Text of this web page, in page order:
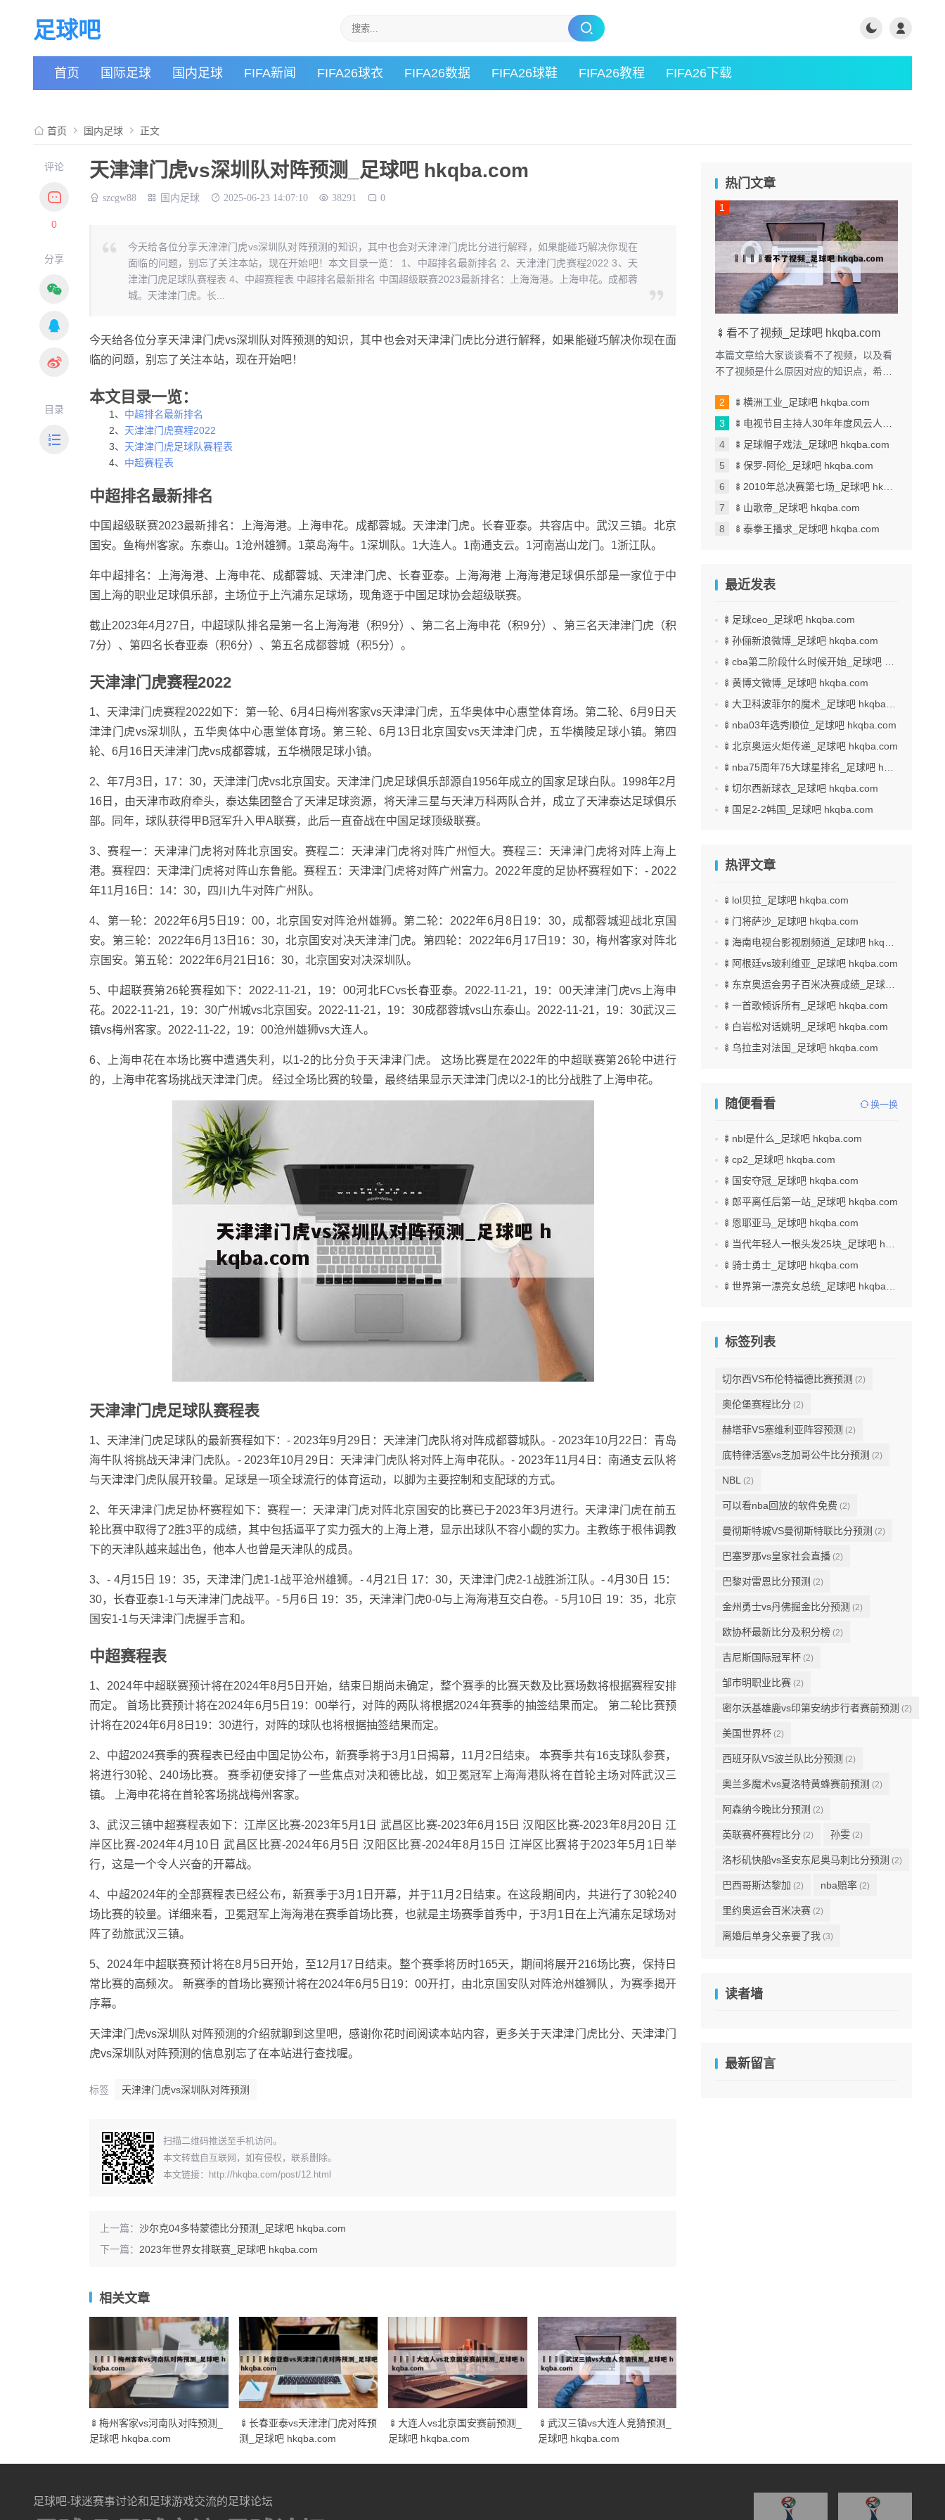
足球吧
首页 国际足球 国内足球 FIFA新闻 FIFA26球衣 FIFA26数据 FIFA26球鞋 FIFA26教程 FIFA26下载
首页 国内足球 正文
评论
0
分享
目录
天津津门虎vs深圳队对阵预测_足球吧 hkqba.com
szcgw88 国内足球 2025-06-23 14:07:10 38291 0
今天给各位分享天津津门虎vs深圳队对阵预测的知识，其中也会对天津津门虎比分进行解释，如果能碰巧解决你现在
面临的问题，别忘了关注本站，现在开始吧！本文目录一览： 1、中超排名最新排名 2、天津津门虎赛程2022 3、天
津津门虎足球队赛程表 4、中超赛程表 中超排名最新排名 中国超级联赛2023最新排名：上海海港。上海申花。成都蓉
城。天津津门虎。长...
今天给各位分享天津津门虎vs深圳队对阵预测的知识，其中也会对天津津门虎比分进行解释，如果能碰巧解决你现在面
临的问题，别忘了关注本站，现在开始吧！
本文目录一览：
1、 中超排名最新排名
2、 天津津门虎赛程2022
3、 天津津门虎足球队赛程表
4、 中超赛程表
中超排名最新排名
中国超级联赛2023最新排名：上海海港。上海申花。成都蓉城。天津津门虎。长春亚泰。共容店中。武汉三镇。北京
国安。鱼梅州客家。东泰山。1沧州雄狮。1菜岛海牛。1深圳队。1大连人。1南通支云。1河南嵩山龙门。1浙江队。
年中超排名：上海海港、上海申花、成都蓉城、天津津门虎、长春亚泰。上海海港 上海海港足球俱乐部是一家位于中
国上海的职业足球俱乐部，主场位于上汽浦东足球场，现角逐于中国足球协会超级联赛。
截止2023年4月27日，中超球队排名是第一名上海海港（积9分）、第二名上海申花（积9分）、第三名天津津门虎（积
7分）、第四名长春亚泰（积6分）、第五名成都蓉城（积5分）。
天津津门虎赛程2022
1、天津津门虎赛程2022如下：第一轮、6月4日梅州客家vs天津津门虎，五华奥体中心惠堂体育场。第二轮、6月9日天
津津门虎vs深圳队，五华奥体中心惠堂体育场。第三轮、6月13日北京国安vs天津津门虎，五华横陵足球小镇。第四
轮、6月16日天津津门虎vs成都蓉城，五华横限足球小镇。
2、年7月3日，17：30，天津津门虎vs北京国安。天津津门虎足球俱乐部源自1956年成立的国家足球白队。1998年2月
16日，由天津市政府牵头，泰达集团整合了天津足球资源，将天津三星与天津万科两队合并，成立了天津泰达足球俱乐
部。同年，球队获得甲B冠军升入甲A联赛，此后一直奋战在中国足球顶级联赛。
3、赛程一：天津津门虎将对阵北京国安。赛程二：天津津门虎将对阵广州恒大。赛程三：天津津门虎将对阵上海上
港。赛程四：天津津门虎将对阵山东鲁能。赛程五：天津津门虎将对阵广州富力。2022年度的足协杯赛程如下：- 2022
年11月16日：14：30，四川九牛对阵广州队。
4、第一轮：2022年6月5日19：00，北京国安对阵沧州雄狮。第二轮：2022年6月8日19：30，成都蓉城迎战北京国
安。第三轮：2022年6月13日16：30，北京国安对决天津津门虎。第四轮：2022年6月17日19：30，梅州客家对阵北
京国安。第五轮：2022年6月21日16：30，北京国安对决深圳队。
5、中超联赛第26轮赛程如下：2022-11-21，19：00河北FCvs长春亚泰。2022-11-21，19：00天津津门虎vs上海申
花。2022-11-21，19：30广州城vs北京国安。2022-11-21，19：30成都蓉城vs山东泰山。2022-11-21，19：30武汉三
镇vs梅州客家。2022-11-22，19：00沧州雄狮vs大连人。
6、上海申花在本场比赛中遭遇失利，以1-2的比分负于天津津门虎。 这场比赛是在2022年的中超联赛第26轮中进行
的，上海申花客场挑战天津津门虎。 经过全场比赛的较量，最终结果显示天津津门虎以2-1的比分战胜了上海申花。
天津津门虎足球队赛程表
1、天津津门虎足球队的最新赛程如下：- 2023年9月29日：天津津门虎队将对阵成都蓉城队。- 2023年10月22日：青岛
海牛队将挑战天津津门虎队。- 2023年10月29日：天津津门虎队将对阵上海申花队。- 2023年11月4日：南通支云队将
与天津津门虎队展开较量。足球是一项全球流行的体育运动，以脚为主要控制和支配球的方式。
2、年天津津门虎足协杯赛程如下：赛程一：天津津门虎对阵北京国安的比赛已于2023年3月进行。天津津门虎在前五
轮比赛中取得了2胜3平的成绩，其中包括逼平了实力强大的上海上港，显示出球队不容小觑的实力。主教练于根伟调教
下的天津队越来越出色，他本人也曾是天津队的成员。
3、- 4月15日 19：35，天津津门虎1-1战平沧州雄狮。- 4月21日 17：30，天津津门虎2-1战胜浙江队。- 4月30日 15：
30，长春亚泰1-1与天津津门虎战平。- 5月6日 19：35，天津津门虎0-0与上海海港互交白卷。- 5月10日 19：35，北京
国安1-1与天津津门虎握手言和。
中超赛程表
1、2024年中超联赛预计将在2024年8月5日开始，结束日期尚未确定，整个赛季的比赛天数及比赛场数将根据赛程安排
而定。 首场比赛预计将在2024年6月5日19：00举行，对阵的两队将根据2024年赛季的抽签结果而定。 第二轮比赛预
计将在2024年6月8日19：30进行，对阵的球队也将根据抽签结果而定。
2、中超2024赛季的赛程表已经由中国足协公布，新赛季将于3月1日揭幕，11月2日结束。 本赛季共有16支球队参赛，
将进行30轮、240场比赛。 赛季初便安排了一些焦点对决和德比战，如卫冕冠军上海海港队将在首轮主场对阵武汉三
镇。 上海申花将在首轮客场挑战梅州客家。
3、武汉三镇中超赛程表如下：江岸区比赛-2023年5月1日 武昌区比赛-2023年6月15日 汉阳区比赛-2023年8月20日 江
岸区比赛-2024年4月10日 武昌区比赛-2024年6月5日 汉阳区比赛-2024年8月15日 江岸区比赛将于2023年5月1日举
行，这是一个令人兴奋的开幕战。
4、中超2024年的全部赛程表已经公布，新赛季于3月1日开幕，并于11月2日结束。在这段期间内，共进行了30轮240
场比赛的较量。详细来看，卫冕冠军上海海港在赛季首场比赛，也就是主场赛季首秀中，于3月1日在上汽浦东足球场对
阵了劲旅武汉三镇。
5、2024年中超联赛预计将在8月5日开始，至12月17日结束。整个赛季将历时165天，期间将展开216场比赛，保持日
常比赛的高频次。 新赛季的首场比赛预计将在2024年6月5日19：00开打，由北京国安队对阵沧州雄狮队，为赛季揭开
序幕。
天津津门虎vs深圳队对阵预测的介绍就聊到这里吧，感谢你花时间阅读本站内容，更多关于天津津门虎比分、天津津门
虎vs深圳队对阵预测的信息别忘了在本站进行查找喔。
标签 天津津门虎vs深圳队对阵预测
​扫描二维码推送至手机访问。
本文转载自互联网，如有侵权，联系删除。
本文链接：
http://hkqba.com/post/12.html
上一篇： 沙尔克04多特蒙德比分预测_足球吧 hkqba.com
下一篇： 2023年世界女排联赛_足球吧 hkqba.com
相关文章
🍢梅州客家vs河南队对阵预测_
足球吧 hkqba.com
🍢长春亚泰vs天津津门虎对阵预
测_足球吧 hkqba.com
🍢大连人vs北京国安赛前预测_
足球吧 hkqba.com
🍢武汉三镇vs大连人竞猜预测_
足球吧 hkqba.com
热门文章
🍢看不了视频_足球吧 hkqba.com
本篇文章给大家谈谈看不了视频，以及看
不了视频是什么原因对应的知识点，希望
本文目录一览： 1、我手机...
🍢横洲工业_足球吧 hkqba.com
🍢电视节目主持人30年年度风云人物_足球吧 hkqba.com
🍢足球帽子戏法_足球吧 hkqba.com
🍢保罗-阿伦_足球吧 hkqba.com
🍢2010年总决赛第七场_足球吧 hkqba.com
🍢山歌帝_足球吧 hkqba.com
🍢泰拳王播求_足球吧 hkqba.com
最近发表
🍢足球ceo_足球吧 hkqba.com
🍢孙俪新浪微博_足球吧 hkqba.com
🍢cba第二阶段什么时候开始_足球吧 hkqba.com
🍢黄博文微博_足球吧 hkqba.com
🍢大卫科波菲尔的魔术_足球吧 hkqba.com
🍢nba03年选秀顺位_足球吧 hkqba.com
🍢北京奥运火炬传递_足球吧 hkqba.com
🍢nba75周年75大球星排名_足球吧 hkqba.com
🍢切尔西新球衣_足球吧 hkqba.com
🍢国足2-2韩国_足球吧 hkqba.com
热评文章
🍢lol贝拉_足球吧 hkqba.com
🍢门将萨沙_足球吧 hkqba.com
🍢海南电视台影视剧频道_足球吧 hkqba.com
🍢阿根廷vs玻利维亚_足球吧 hkqba.com
🍢东京奥运会男子百米决赛成绩_足球吧 hkqba.com
🍢一首歌倾诉所有_足球吧 hkqba.com
🍢白岩松对话姚明_足球吧 hkqba.com
🍢乌拉圭对法国_足球吧 hkqba.com
随便看看 换一换
🍢nbl是什么_足球吧 hkqba.com
🍢cp2_足球吧 hkqba.com
🍢国安夺冠_足球吧 hkqba.com
🍢郎平离任后第一站_足球吧 hkqba.com
🍢恩耶亚马_足球吧 hkqba.com
🍢当代年轻人一根头发25块_足球吧 hkqba.com
🍢骑士勇士_足球吧 hkqba.com
🍢世界第一漂亮女总统_足球吧 hkqba.com
标签列表
切尔西VS布伦特福德比赛预测 (2)
奥伦堡赛程比分 (2)
赫塔菲VS塞维利亚阵容预测 (2)
底特律活塞vs芝加哥公牛比分预测 (2)
NBL (2)
可以看nba回放的软件免费 (2)
曼彻斯特城VS曼彻斯特联比分预测 (2)
巴塞罗那vs皇家社会直播 (2)
巴黎对雷恩比分预测 (2)
金州勇士vs丹佛掘金比分预测 (2)
欧协杯最新比分及积分榜 (2)
吉尼斯国际冠军杯 (2)
邹市明职业比赛 (2)
密尔沃基雄鹿vs印第安纳步行者赛前预测 (2)
美国世界杯 (2)
西班牙队VS波兰队比分预测 (2)
奥兰多魔术vs夏洛特黄蜂赛前预测 (2)
阿森纳今晚比分预测 (2)
英联赛杯赛程比分 (2) 孙雯 (2)
洛杉矶快船vs圣安东尼奥马刺比分预测 (2)
巴西哥斯达黎加 (2) nba赔率 (2)
里约奥运会百米决赛 (2)
离婚后单身父亲要了我 (3)
读者墙
最新留言
足球吧-球迷赛事讨论和足球游戏交流的足球论坛